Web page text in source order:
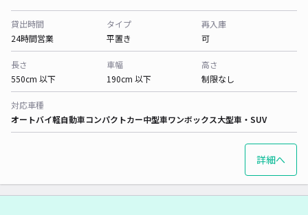
貸出時間
24時間営業
タイプ
平置き
再入庫
可
長さ
550cm 以下
車幅
190cm 以下
高さ
制限なし
対応車種
オートバイ軽自動車コンパクトカー中型車ワンボックス大型車・SUV
詳細へ